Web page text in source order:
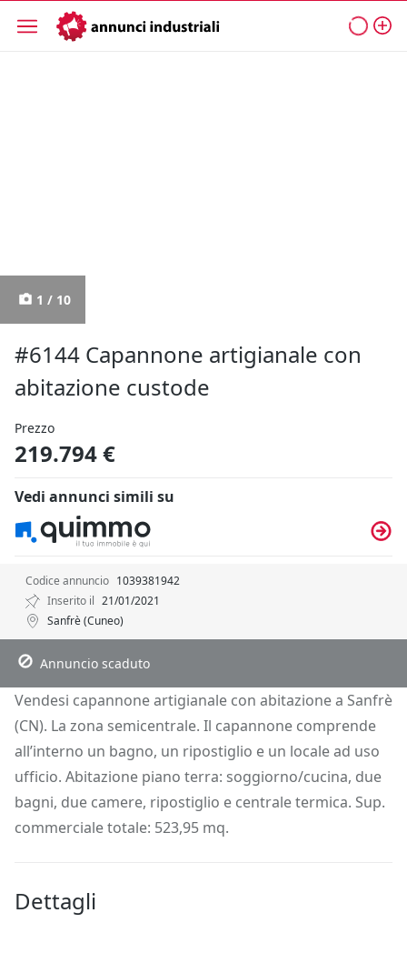
1 / 10
#6144 Capannone artigianale con
abitazione custode
Prezzo
219.794 €
Vedi annunci simili su
Codice annuncio 1039381942
Inserito il 21/01/2021
Sanfrè (Cuneo)
Descrizione
Dettagli Posizione Richiedi Info
Annuncio scaduto
Vendesi capannone artigianale con abitazione a Sanfrè
(CN). La zona semicentrale. Il capannone comprende
all’interno un bagno, un ripostiglio e un locale ad uso
ufficio. Abitazione piano terra: soggiorno/cucina, due
bagni, due camere, ripostiglio e centrale termica. Sup.
commerciale totale: 523,95 mq.
Dettagli